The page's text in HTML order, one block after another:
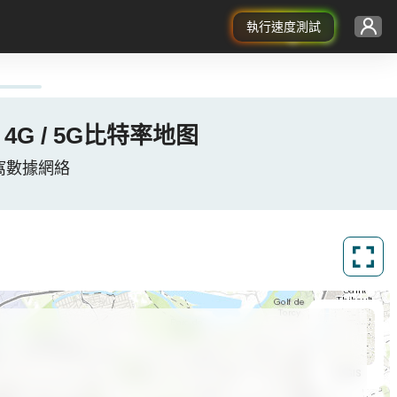
執行速度測試
/ 5G比特率地图
數據網絡